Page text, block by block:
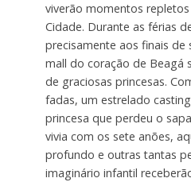
viverão momentos
Cidade. Durante as férias
precisamente aos finais de
mall do coração de Beagá
de graciosas princesas.
fadas, um estrelado
princesa que perdeu o
vivia com os sete anões,
profundo e outras tantas
imaginário infantil